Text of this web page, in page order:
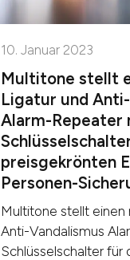
10. Januar 2023
Multitone stellt
Ligatur und
Alarm-Repeater
preisgekrönten
Personen-
Multitone stellt einen
Anti-Vandalismus
Schlüsselschalter für